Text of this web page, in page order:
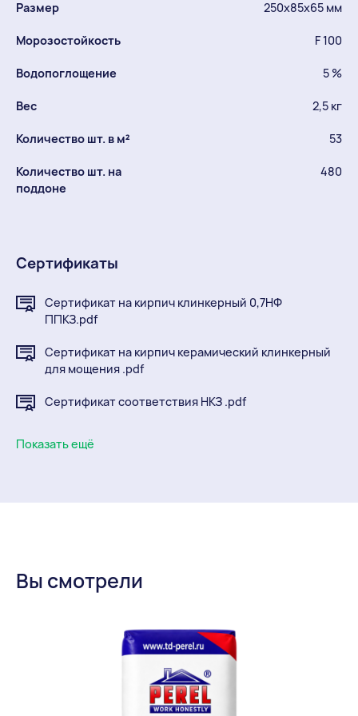
Размер 250х85х65 мм
Морозостойкость F 100
Водопоглощение 5 %
Вес 2,5 кг
Количество шт. в м² 53
Количество шт. на
поддоне
480
Сертификаты
Сертификат на кирпич клинкерный 0,7НФ
ППКЗ.pdf
Сертификат на кирпич керамический клинкерный
для мощения .pdf
Сертификат соответствия НКЗ .pdf
Сертификат соответствия НКЗ 2 .pdf
Кирпич керамический лицевой полнотелый 1НФ
Кирпич керамический рядовой пустотелый и
полнотелый 1НФ (РКЗ) .pdf
Кирпич и камень керамический рядовой
пустотелый 1 НФ, 2,1 НФ, 10,7 НФ, 11,2 НФ, 14,3 НФ
Показать ещё
Вы смотрели